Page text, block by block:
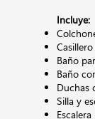
Incluye:
Baño
Baño
Duchas
Silla y